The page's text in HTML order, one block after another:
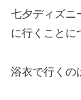
七夕ディズニ
に行くことに
浴衣で行くの